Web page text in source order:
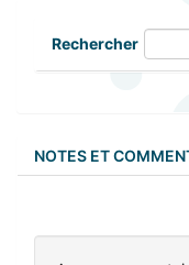
Rechercher
NOTES ET